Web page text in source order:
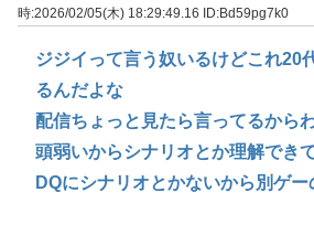
時:2026/02/05(木) 18:29:49.16 ID:Bd59pg7k0
ジジイって言う奴いるけどこれ20
るんだよな
配信ちょっと見たら言ってるから
頭弱いからシナリオとか理解でき
DQにシナリオとかないから別ゲー